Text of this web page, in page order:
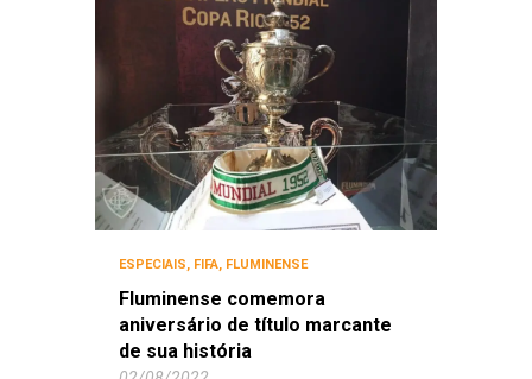
ESPECIAIS, FIFA, FLUMINENSE
Fluminense comemora
aniversário de título marcante
de sua história